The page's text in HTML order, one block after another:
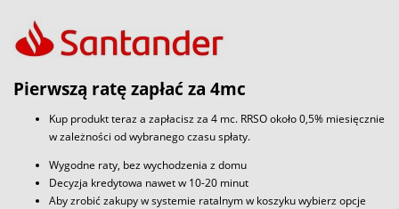
Pierwszą ratę zapłać za 4mc
Kup produkt teraz a zapłacisz za 4 mc. RRSO około 0,5% miesięcznie
w zależności od wybranego czasu spłaty.
Wygodne raty, bez wychodzenia z domu
Decyzja kredytowa nawet w 10-20 minut
Aby zrobić zakupy w systemie ratalnym w koszyku wybierz opcje